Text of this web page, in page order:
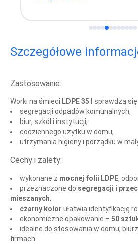
Szczegółowe
Zastosowanie:
Worki na śmieci LDPE 35 l
sprawdzą się
segregacji odpadów komunalnych,
biur, szkół i instytucji,
codziennego użytku w domu,
utrzymania higieny i porządku w
Cechy i zalety:
wykonane z mocnej folii LDPE,
przeznaczone do segregacji i
mieszanych,
czarny kolor ułatwia identyfikację
ekonomiczne opakowanie – 50
idealne do stosowania w domu,
firmach.